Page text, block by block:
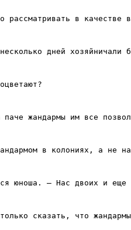
рассматривать в
дней хозяйничали
паче жандармы им все
в колониях, а не
юноша. – Нас двоих и
сказать, что